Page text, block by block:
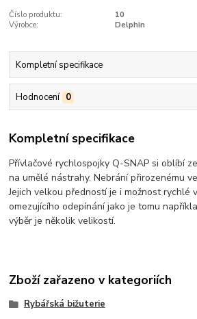
Číslo produktu:
10
Výrobce:
Delphin
Kompletní specifikace
Hodnocení 0
Kompletní specifikace
Přívlačové rychlospojky Q-SNAP si oblíbí
na umělé nástrahy. Nebrání přirozenému
Jejich velkou předností je i možnost rychlé
omezujícího odepínání jako je tomu
výběr je několik velikostí.
Zboží zařazeno v kategoriích
Rybářská bižuterie